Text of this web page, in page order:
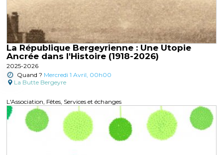
La République Bergeyrienne : Une Utopie
Ancrée dans l'Histoire (1918-2026)
2025-2026
Quand ? Mercredi 1 Avril, 00h00
La Butte Bergeyre
L'Association, Fêtes, Services et échanges